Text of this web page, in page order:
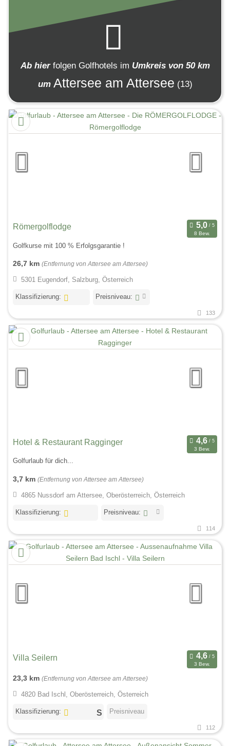
Ab hier folgen Golfhotels im Umkreis von 50 km
um Attersee am Attersee (13)
Römergolflodge
8 Bew.
Golfkurse mit 100 % Erfolgsgarantie !
26,7 km (Entfernung von Attersee am Attersee)
5301 Eugendorf, Salzburg, Österreich
Klassifizierung: Preisniveau:
133
Hotel & Restaurant Ragginger
3 Bew.
Golfurlaub für dich...
3,7 km (Entfernung von Attersee am Attersee)
4865 Nussdorf am Attersee, Oberösterreich, Österreich
Klassifizierung: Preisniveau:
114
Villa Seilern
3 Bew.
23,3 km (Entfernung von Attersee am Attersee)
4820 Bad Ischl, Oberösterreich, Österreich
Klassifizierung: Preisniveau
112